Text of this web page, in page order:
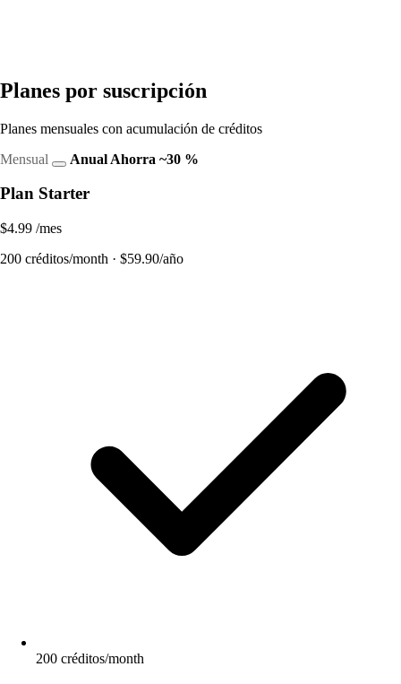
Planes por suscripción
Planes mensuales con acumulación de créditos
Mensual
Anual Ahorra ~30 %
Plan Starter
$4.99 /mes
200 créditos/month · $59.90/año
200 créditos/month